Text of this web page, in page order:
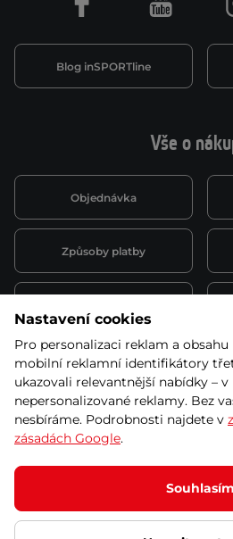
Vše o
Objednávka
Způsoby platby
Půjčovna
obchodní podmínky
Blog inSPORTline
Facebook Youtube
© 2026 SEVEN SPORT s.r.o Všechna
Podle zákona o evidenci tržeb je
kupujícímu účtenku.
Zároveň je povinen zaevidovat přijatou
případě technického výpadku pak
Nastavení cookies
Pro personalizaci reklam a
mobilní reklamní identifikátory
ukazovali relevantnější nabídky –
nepersonalizované reklamy. Bez
nesbíráme. Podrobnosti najdete v
zásadách Google.
Souhlasím